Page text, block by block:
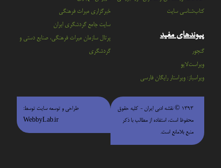
کتاب‌شناسی سایت
پیوندهای مفید
گنجور
ویراست‌لایو
ویراسباز: ویراستار رایگان فارسی
خبرگزاری میراث فرهنگی
سايت جامع گردشگري ايران
پرتال سازمان ميراث فرهنگي، صنايع دستي و
گردشگري
۱۳۹۳ © نقشه ادبی ایران - كليه حقوق
محفوظ است، استفاده از مطالب با ذكر
منبع بلامانع است.
طراحی و توسعه سایت توسط:
WebbyLab.ir